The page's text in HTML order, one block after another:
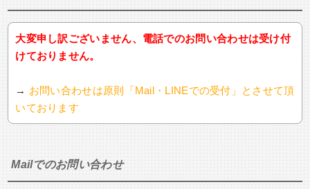
大変申し訳ございません、電話でのお問い合わせは受け付
けておりません。
→ お問い合わせは原則「Mail・LINEでの受付」とさせて頂
いております
Mailでのお問い合わせ